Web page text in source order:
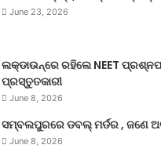
June 23, 2026
ଲକ୍‌ଡାଉନ୍‌ରେ ରହିଲେ NEET
ପ୍ରସ୍ତୁତକାରୀ
June 8, 2026
ସମ୍ବଲପୁରରେ ଡବଲ୍ ମର୍ଡର , ଜଣେ
June 8, 2026